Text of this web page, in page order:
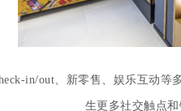
in/out、新零售、娱乐互动等
生更多社交触点